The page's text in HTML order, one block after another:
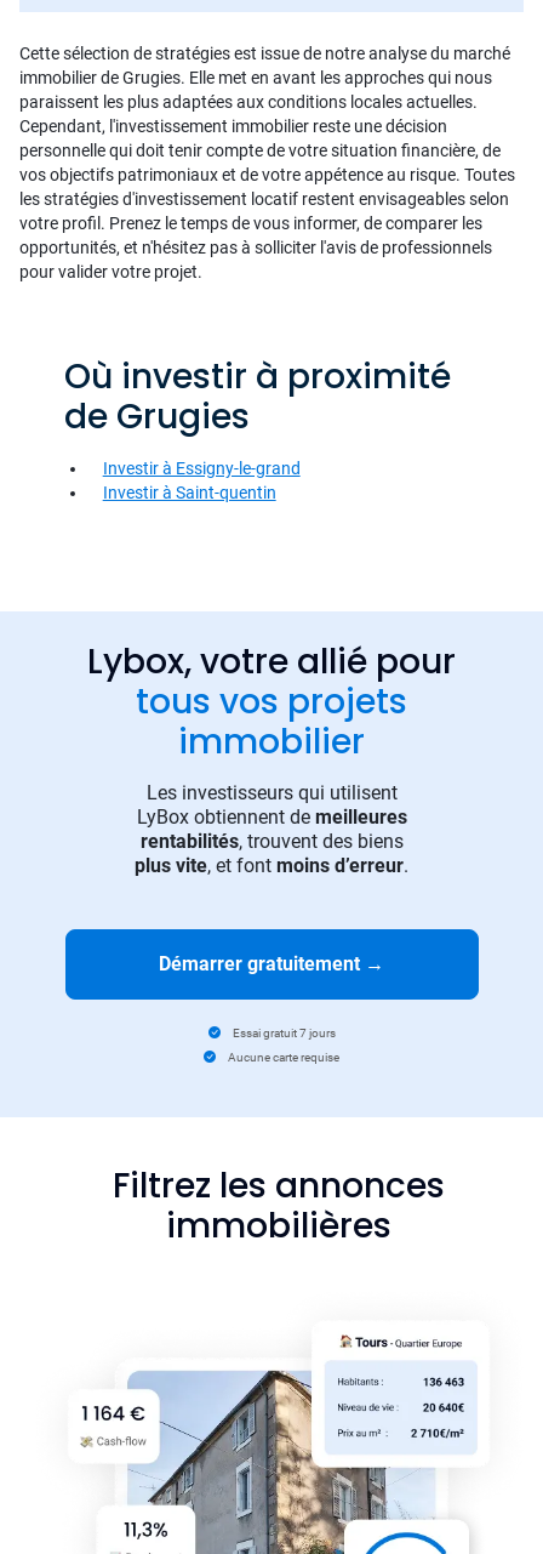
Cette sélection de stratégies est issue de notre analyse du marché
immobilier de Grugies. Elle met en avant les approches qui nous
paraissent les plus adaptées aux conditions locales actuelles.
Cependant, l'investissement immobilier reste une décision
personnelle qui doit tenir compte de votre situation financière, de
vos objectifs patrimoniaux et de votre appétence au risque. Toutes
les stratégies d'investissement locatif restent envisageables selon
votre profil. Prenez le temps de vous informer, de comparer les
opportunités, et n'hésitez pas à solliciter l'avis de professionnels
pour valider votre projet.
Où investir à proximité
de Grugies
Investir à Essigny-le-grand
Investir à Saint-quentin
Lybox, votre allié pour
tous vos projets
immobilier
Les investisseurs qui utilisent
LyBox obtiennent de meilleures
rentabilités, trouvent des biens
plus vite, et font moins d’erreur.
Démarrer gratuitement →
Essai gratuit 7 jours
Aucune carte requise
Filtrez les annonces
immobilières